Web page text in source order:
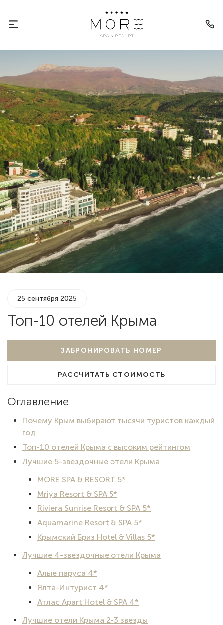
25 сентября 2025
Топ-10 отелей Крыма
ЗАБРОНИРОВАТЬ НОМЕР
РАССЧИТАТЬ СТОИМОСТЬ
Оглавление
Почему Крым выбирают тысячи туристов каждый
год
Топ-10 отелей Крыма с высоким рейтингом
Лучшие 5-звездочные отели Крыма
MORE SPA & RESORT 5*
Mriya Resort & SPA 5*
Riviera Sunrise Resort & SPA 5*
Aquamarine Resort & SPA 5*
Крымский Бриз Hotel & Villas 5*
Лучшие 4-звездочные отели Крыма
Алые паруса 4*
Ялта-Интурист 4*
Атлас Apart Hotel & SPA 4*
Лучшие отели Крыма 2-3 звезды